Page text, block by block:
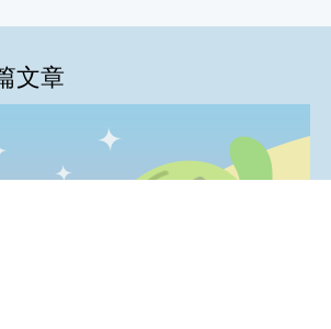
文章